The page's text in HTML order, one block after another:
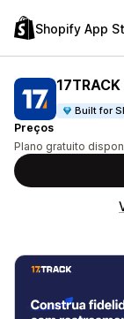
Shopify App
Built for
Preços
Plano gratuito